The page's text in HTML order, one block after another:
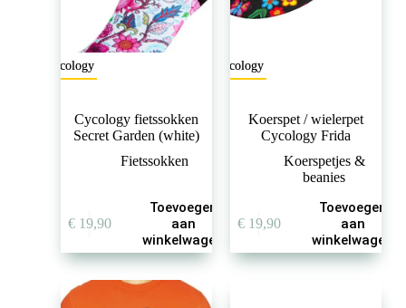
Cycology
Cycology fietssokken
Secret Garden (white)
Fietssokken
€19,90
Toevoegen
aan
winkelwagen
Cycology
Koerspet / wielerpet
Cycology Frida
Koerspetjes &
beanies
€19,90
Toevoegen
aan
winkelwagen